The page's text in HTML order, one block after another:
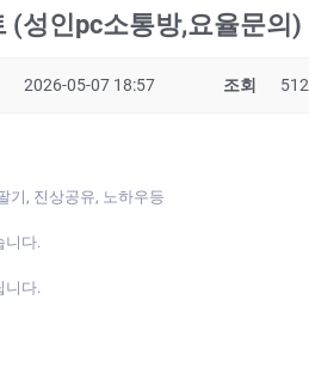
(성인pc소통방,요율문의)
2026-05-07 18:57 조회 512
기, 진상공유, 노하우등
니다.
니다.